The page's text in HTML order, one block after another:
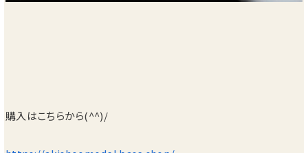
購入はこちらから(^^)/